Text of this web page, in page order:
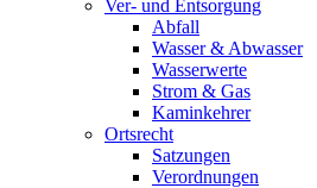
Ver- und Entsorgung
Abfall
Wasser & Abwasser
Wasserwerte
Strom & Gas
Kaminkehrer
Ortsrecht
Satzungen
Verordnungen